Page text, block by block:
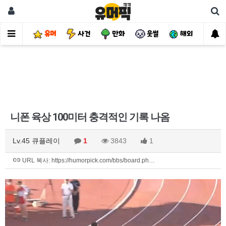
유머 사건 만화 웃썰 해외 핫
니폰 육상 100미터 충격적인 기록 나옴
Lv.45 큐플레이 1 3843 1
URL 복사: https://humorpick.com/bbs/board.ph…